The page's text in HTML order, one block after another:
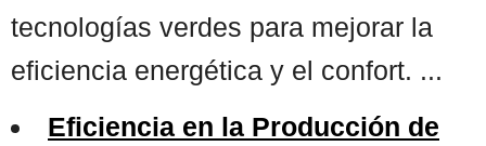
tecnologías verdes para mejorar la
eficiencia energética y el confort. ...
Eficiencia en la Producción de